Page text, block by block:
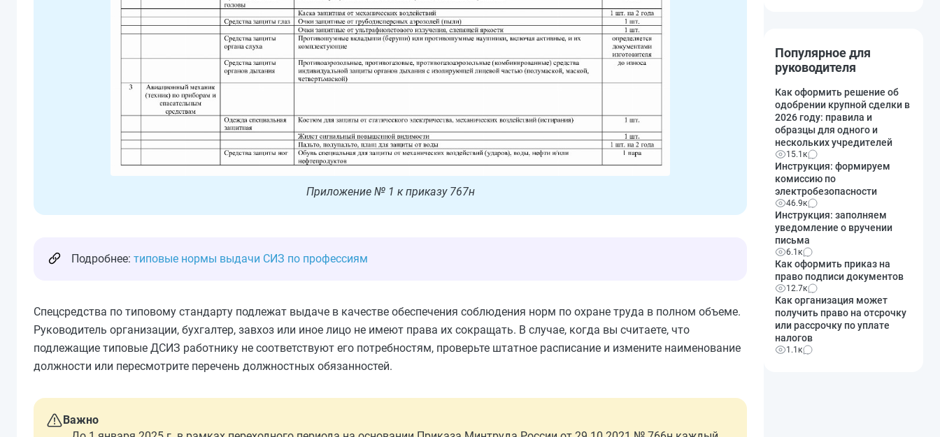
Приложение № 1 к приказу 767н
Подробнее: типовые нормы выдачи СИЗ по профессиям
Спецсредства по типовому стандарту подлежат выдаче в качестве обеспечения соблюдения норм по охране труда в полном объеме.
Руководитель организации, бухгалтер, завхоз или иное лицо не имеют права их сокращать. В случае, когда вы считаете, что
подлежащие типовые ДСИЗ работнику не соответствуют его потребностям, проверьте штатное расписание и измените наименование
должности или пересмотрите перечень должностных обязанностей.
Важно
Популярное для
руководителя
Как оформить решение об
одобрении крупной сделки в
2026 году: правила и
образцы для одного и
нескольких учредителей
15.1к
Инструкция: формируем
комиссию по
электробезопасности
46.9к
Инструкция: заполняем
уведомление о вручении
письма
6.1к
Как оформить приказ на
право подписи документов
12.7к
Как организация может
получить право на отсрочку
или рассрочку по уплате
налогов
1.1к